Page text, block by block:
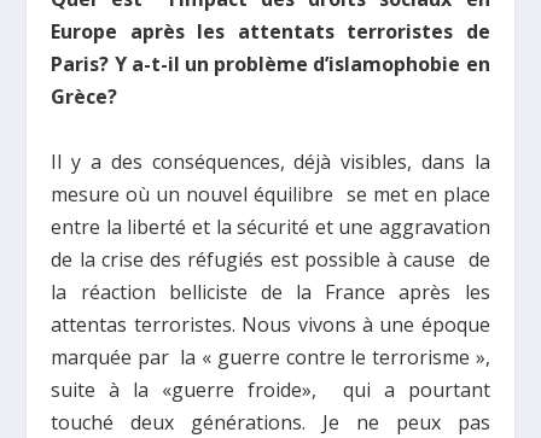
Europe après les attentats terroristes de
Paris? Y a-t-il un problème d’islamophobie en
Grèce?
Il y a des conséquences, déjà visibles, dans la
mesure où un nouvel équilibre se met en place
entre la liberté et la sécurité et une aggravation
de la crise des réfugiés est possible à cause de
la réaction belliciste de la France après les
attentas terroristes. Nous vivons à une époque
marquée par la « guerre contre le terrorisme »,
suite à la «guerre froide», qui a pourtant
touché deux générations. Je ne peux pas